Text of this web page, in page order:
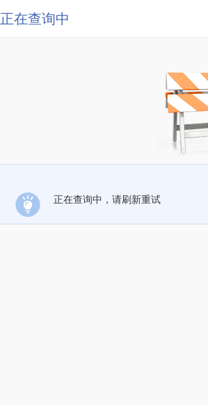
正在查询中
正在查询中，请刷新重试